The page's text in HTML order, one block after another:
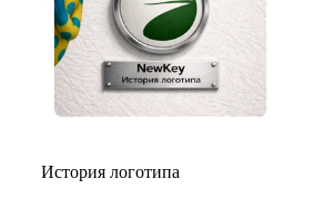
История логотипа